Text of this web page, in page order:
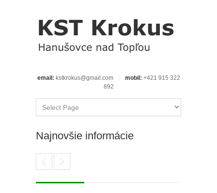
email: kstkrokus@gmail.com mobil: +421 915 322
892
Najnovšie informácie